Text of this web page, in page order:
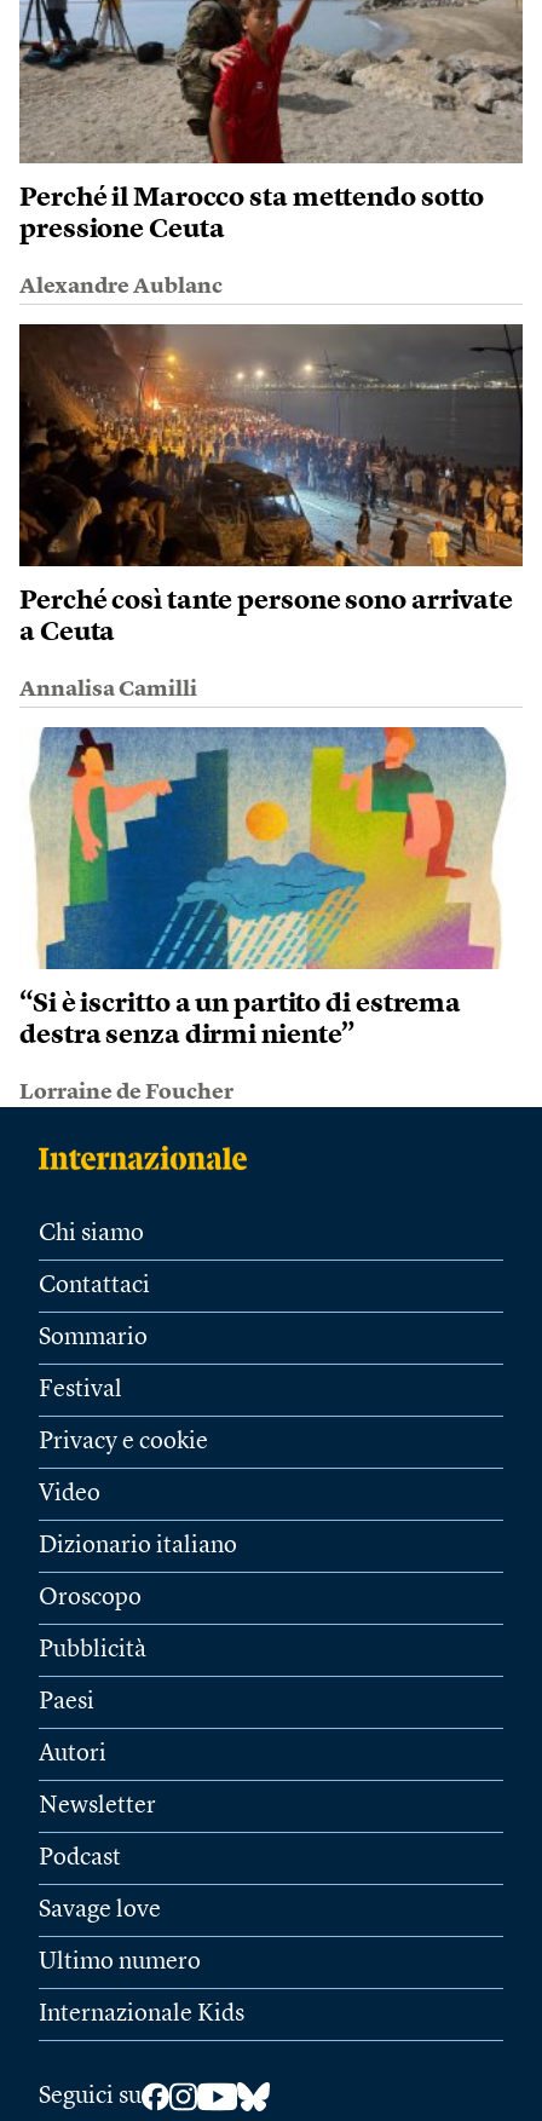
Perché il Marocco sta mettendo sotto
pressione Ceuta
Alexandre Aublanc
Perché così tante persone sono arrivate
a Ceuta
Annalisa Camilli
“Si è iscritto a un partito di estrema
destra senza dirmi niente”
Lorraine de Foucher
Chi siamo
Contattaci
Sommario
Festival
Privacy e cookie
Video
Dizionario italiano
Oroscopo
Pubblicità
Paesi
Autori
Newsletter
Podcast
Savage love
Ultimo numero
Internazionale Kids
Seguici su